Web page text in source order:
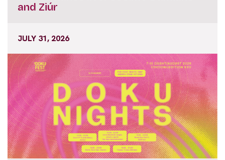
and Ziúr
JULY 31, 2026